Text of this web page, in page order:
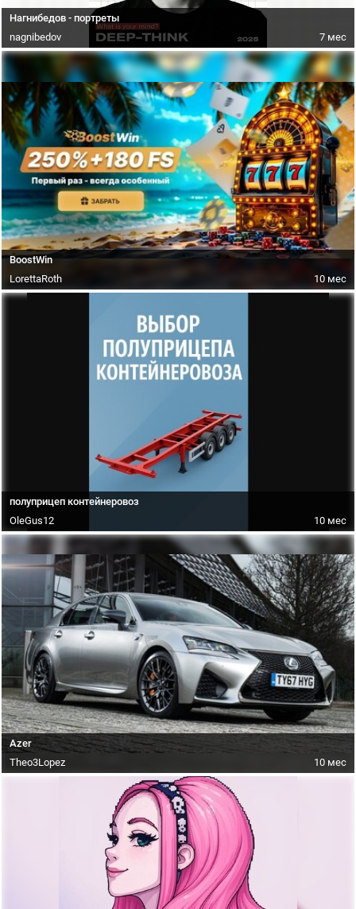
Нагнибедов - портреты
7 мес
nagnibedov
BoostWin
10 мес
LorettaRoth
полуприцеп контейнеровоз
10 мес
OleGus12
Azer
10 мес
Theo3Lopez